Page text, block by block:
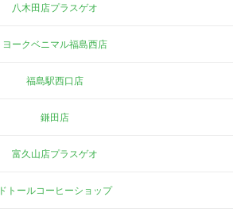
八木田店プラスゲオ
ヨークベニマル福島西店
福島駅西口店
鎌田店
富久山店プラスゲオ
ドトールコーヒーショップ